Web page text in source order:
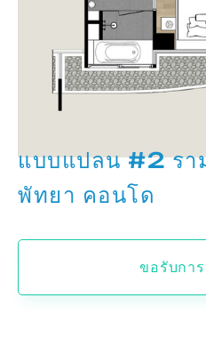
แบบแปลน #2 รา
พัทยา คอนโด
ขอรับกา